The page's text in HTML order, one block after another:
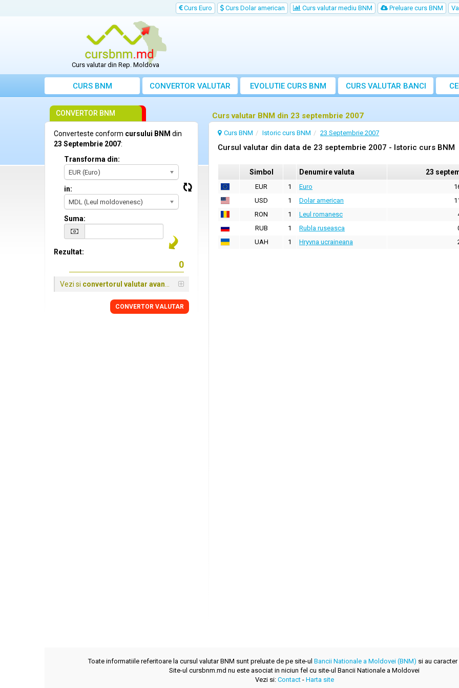
Curs Euro Curs Dolar american Curs valutar mediu BNM Preluare curs BNM
Curs valutar din Rep. Moldova
CURS BNM CONVERTOR VALUTAR EVOLUTIE CURS BNM CURS VALUTAR BANCI
Curs valutar BNM din 23 septembrie 2007
Curs BNM Istoric curs BNM 23 Septembrie 2007
Cursul valutar din data de 23 septembrie 2007 - Istoric curs BNM
Simbol Denumire valuta 23
EUR 1 Euro
USD
1 Dolar american
RON
1 Leul romanesc
RUB
1 Rubla ruseasca
UAH
1 Hryvna ucraineana
CONVERTOR BNM
Converteste conform cursului BNM din
23 Septembrie 2007:
Transforma din:
EUR (Euro)
in:
MDL (Leul moldovenesc)
Suma:
Rezultat:
Vezi si convertorul valutar avansat
CONVERTOR VALUTAR
Toate informatiile referitoare la cursul valutar BNM sunt preluate de pe site-ul Bancii Nationale a Moldovei (BNM) si au
Site-ul cursbnm.md nu este asociat in niciun fel cu site-ul Bancii Nationale a Moldovei
Vezi si: Contact- Harta site